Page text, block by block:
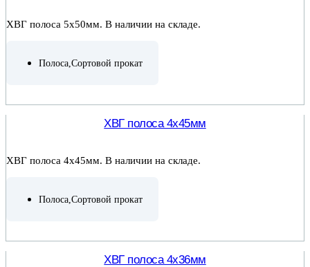
ХВГ полоса 5х50мм. В наличии на складе.
Полоса Сортовой прокат
ХВГ полоса 4х45мм
ХВГ полоса 4х45мм. В наличии на складе.
Полоса Сортовой прокат
ХВГ полоса 4х36мм